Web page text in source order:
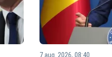
7 aug. 2026, 08:40